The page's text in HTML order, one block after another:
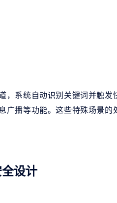
，系统自动识别关键词并触
广播等功能。这些特殊场景的
设计